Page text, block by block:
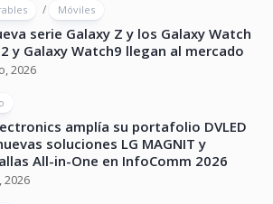
/ Móviles
serie Galaxy Z y los Galaxy Watch
y Galaxy Watch9 llegan al mercado
2026
amplía su portafolio DVLED
soluciones LG MAGNIT y
All-in-One en InfoComm 2026
2026